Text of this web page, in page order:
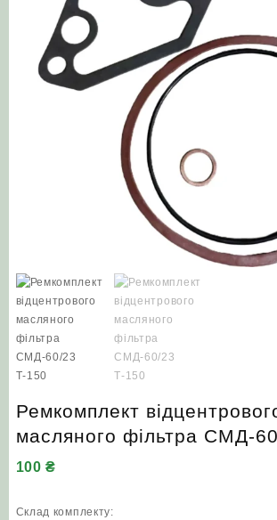
Ремкомплект
масляного фільтра СМД-
100₴
Склад комплекту: